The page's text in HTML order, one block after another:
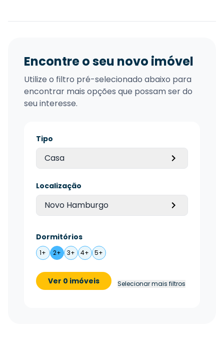
Encontre o seu novo imóvel
Utilize o filtro pré-selecionado abaixo para
encontrar mais opções que possam ser do
seu interesse.
Tipo
Casa
Localização
Novo Hamburgo
Dormitórios
1+ 2+ 3+ 4+ 5+
Ver 0 imóveis Selecionar mais filtros